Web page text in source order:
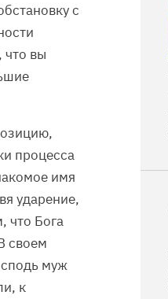
с
что вы
процесса
имя
ударение,
что Бога
своем
муж
к